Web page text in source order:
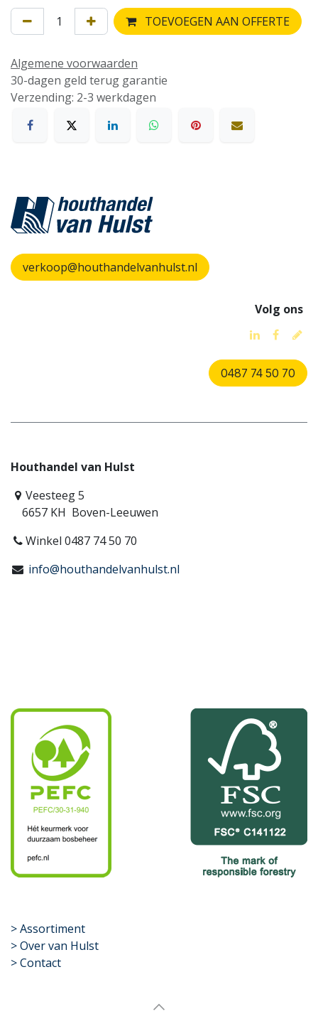
TOEVOEGEN AAN OFFERTE
Algemene voorwaarden
30-dagen geld terug garantie
Verzending: 2-3 werkdagen
verkoop@houthandelvanhulst.nl
Volg ons
0487 74 50 70
Houthandel van Hulst
Veesteeg 5
6657 KH Boven-Leeuwen
Winkel 0487 74 50 70
info@houthandelvanhulst.nl
​>Assortiment
> Over van Hulst
> Contact